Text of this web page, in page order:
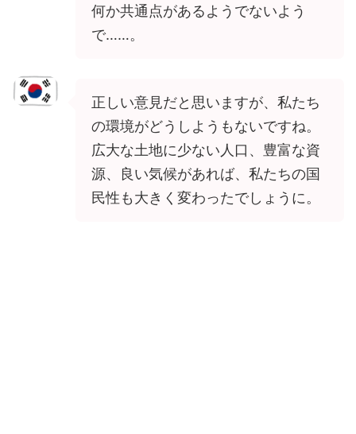
何か共通点があるようでないよう
で……。
正しい意見だと思いますが、私たち
の環境がどうしようもないですね。
広大な土地に少ない人口、豊富な資
源、良い気候があれば、私たちの国
民性も大きく変わったでしょうに。